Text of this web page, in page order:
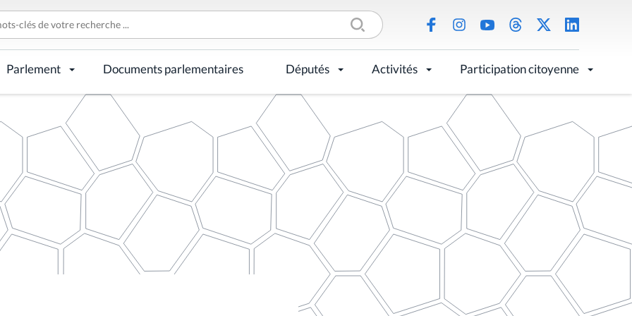
Parlement Documents parlementaires Députés Activités Participation citoyenne